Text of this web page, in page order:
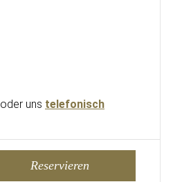
oder uns telefonisch
Reservieren